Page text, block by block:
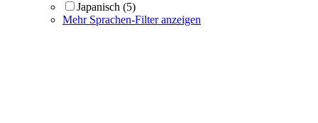
Japanisch (5)
Mehr Sprachen-Filter anzeigen